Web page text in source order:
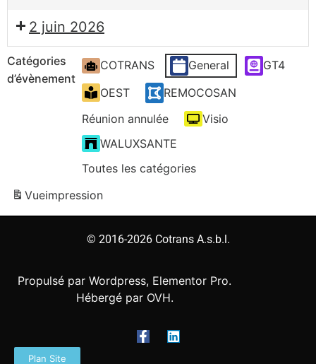
2 juin 2026
Catégories
d’évènement
COTRANS General
GT4
OEST
REMOCOSAN
Réunion annulée
Visio
WALUXSANTE
Toutes les catégories
Vueimpression
© 2016-2026 Cotrans A.s.b.l.
Propulsé par Wordpress, Elementor Pro.
Hébergé par OVH.
Plan Site